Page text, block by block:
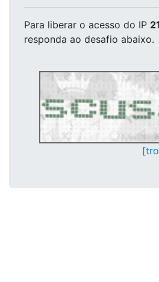
Para liberar o acesso do IP
responda ao desafio abaixo.